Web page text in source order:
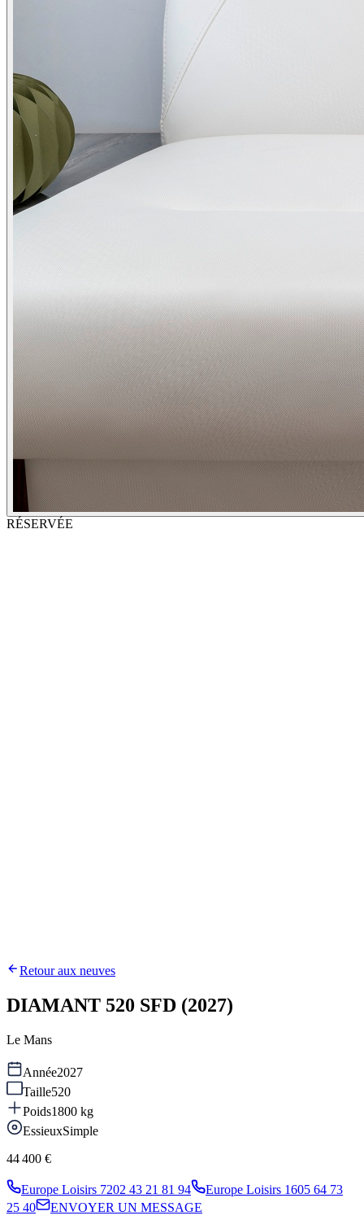
RÉSERVÉE
Retour aux neuves
DIAMANT 520 SFD (2027)
Le Mans
Année2027
Taille520
Poids1800 kg
EssieuxSimple
44 400 €
Europe Loisirs 7202 43 21 81 94 Europe Loisirs 1605 64 73
25 40
ENVOYER UN MESSAGE